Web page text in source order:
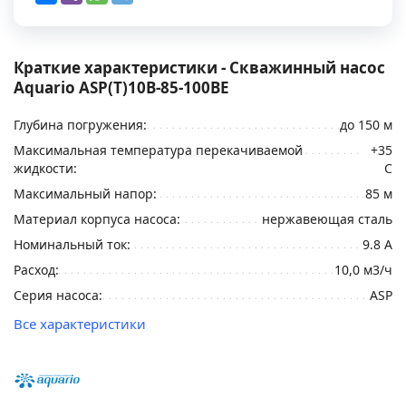
Краткие характеристики - Скважинный насос
Aquario ASP(T)10B-85-100BE
Глубина погружения:
до 150 м
Максимальная температура перекачиваемой
жидкости:
+35
С
Максимальный напор:
85 м
Материал корпуса насоса:
нержавеющая сталь
Номинальный ток:
9.8 А
Расход:
10,0 м3/ч
Серия насоса:
ASP
Все характеристики